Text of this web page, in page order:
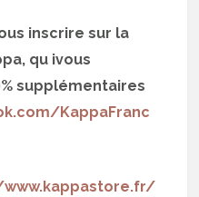
inscrire sur la
qu ivous
supplémentaires
KappaFranc